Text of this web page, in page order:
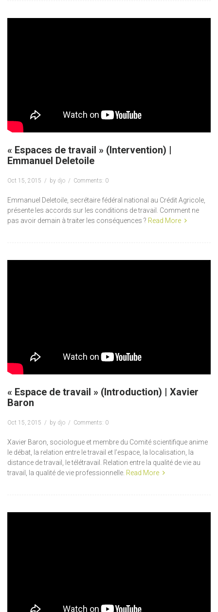
« Espaces de travail » (Intervention) |
Emmanuel Deletoile
Oct 15, 2015 by djo Comments: 0
Emmanuel Deletoile, secrétaire fédéral national au Crédit Agricole,
présente les accords sur les conditions de travail. Comment ne
pas avoir demain à traiter les conséquences ? Read More
« Espace de travail » (Introduction) | Xavier
Baron
Oct 15, 2015 by djo Comments: 0
Xavier Baron, sociologue et membre du Comité scientifique anime
le débat, la relation entre le travail et l’espace, la localisation, la
distance de travail, le télétravail. Relation entre la qualité de vie au
travail, la qualité de vie professionnelle. Read More